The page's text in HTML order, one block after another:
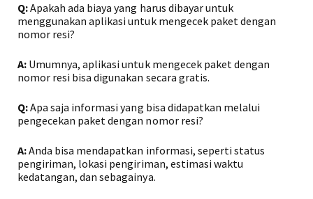
Q:Apakah ada biaya yang harus dibayar untuk
menggunakan aplikasi untuk mengecek paket dengan
nomor resi?
A: Umumnya, aplikasi untuk mengecek paket dengan
nomor resi bisa digunakan secara gratis.
Q:Apa saja informasi yang bisa didapatkan melalui
pengecekan paket dengan nomor resi?
A:Anda bisa mendapatkan informasi, seperti status
pengiriman, lokasi pengiriman, estimasi waktu
kedatangan, dan sebagainya.